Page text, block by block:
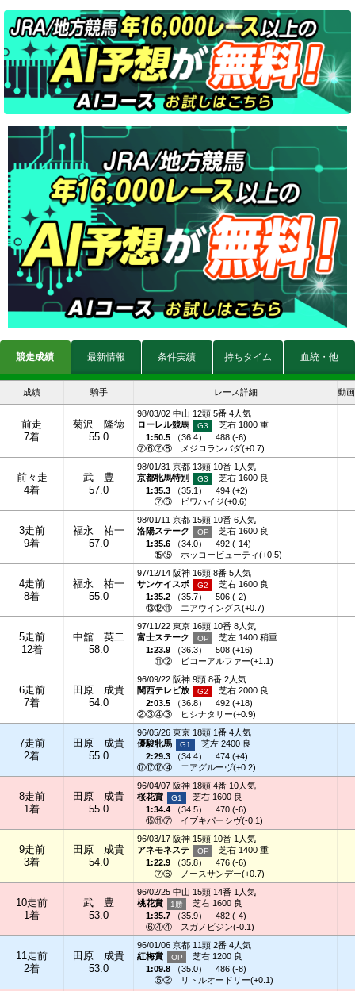
競走成績 最新情報 条件実績 持ちタイム 血統・他
成績 騎手 レース詳細 動画
前走
7着
菊沢 隆徳
55.0
98/03/02 中山 12頭 5番 4人気
ローレル競馬
芝右 1800 重
1:50.5 （36.4）
488 (-6)
⑦⑥⑦⑧
メジロランバダ(+0.7)
前々走
4着
武 豊
57.0
98/01/31 京都 13頭 10番 1人気
京都牝馬特別
芝右 1600 良
1:35.3 （35.1 ）
494 (+2)
⑦⑥
ビワハイジ(+0.6)
3走前
9着
福永 祐一
57.0
98/01/11 京都 15頭 10番 6人気
洛陽ステーク
芝右 1600 良
1:35.6 （34.0）
492 (-14)
⑮⑮
ホッコービューティ(+0.5)
4走前
8着
福永 祐一
55.0
97/12/14 阪神 16頭 8番 5人気
サンケイスポ
芝右 1600 良
1:35.2 （35.7）
506 (-2)
⑬⑫⑪
エアウイングス(+0.7)
5走前
12着
中舘 英二
58.0
97/11/22 東京 16頭 10番 8人気
富士ステーク
芝左 1400 稍重
1:23.9 （36.3）
508 (+16)
⑪⑫
ビコーアルファー(+1.1)
6走前
7着
田原 成貴
54.0
96/09/22 阪神 9頭 8番 2人気
関西テレビ放
芝右 2000 良
2:03.5 （36.8）
492 (+18)
②③④③
ヒシナタリー(+0.9)
7走前
2着
田原 成貴
55.0
96/05/26 東京 18頭 1番 4人気
優駿牝馬
芝左 2400 良
2:29.3 （34.4）
474 (+4)
⑰⑰⑰⑭
エアグルーヴ(+0.2)
8走前
1着
田原 成貴
55.0
96/04/07 阪神 18頭 4番 10人気
桜花賞
芝右 1600 良
1:34.4 （34.5）
470 (-6)
⑮⑪⑦
イブキパーシヴ(-0.1)
9走前
3着
田原 成貴
54.0
96/03/17 阪神 15頭 10番 1人気
アネモネステ
芝右 1400 重
1:22.9 （35.8）
476 (-6)
⑦⑥
ノースサンデー(+0.7)
10走前
1着
武 豊
53.0
96/02/25 中山 15頭 14番 1人気
桃花賞
芝右 1600 良
1:35.7 （35.9）
482 (-4)
⑥④④
スガノビジン(-0.1)
11走前
2着
田原 成貴
53.0
96/01/06 京都 11頭 2番 4人気
紅梅賞
芝右 1200 良
1:09.8 （35.0）
486 (-8)
⑤②
リトルオードリー(+0.1)